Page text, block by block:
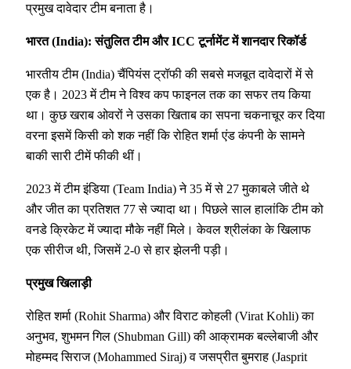
प्रमुख दावेदार टीम बनाता है।
भारत (India): संतुलित टीम और ICC टूर्नामेंट में शानदार रिकॉर्ड
भारतीय टीम (India) चैंपियंस ट्रॉफी की सबसे मजबूत दावेदारों में से
एक है। 2023 में टीम ने विश्व कप फाइनल तक का सफर तय किया
था। कुछ खराब ओवरों ने उसका खिताब का सपना चकनाचूर कर दिया
वरना इसमें किसी को शक नहीं कि रोहित शर्मा एंड कंपनी के सामने
बाकी सारी टीमें फीकी थीं।
2023 में टीम इंडिया (Team India) ने 35 में से 27 मुकाबले जीते थे
और जीत का प्रतिशत 77 से ज्यादा था। पिछले साल हालांकि टीम को
वनडे क्रिकेट में ज्यादा मौके नहीं मिले। केवल श्रीलंका के खिलाफ
एक सीरीज थी, जिसमें 2-0 से हार झेलनी पड़ी।
प्रमुख खिलाड़ी
रोहित शर्मा (Rohit Sharma) और विराट कोहली (Virat Kohli) का
अनुभव, शुभमन गिल (Shubman Gill) की आक्रामक बल्लेबाजी और
मोहम्मद सिराज (Mohammed Siraj) व जसप्रीत बुमराह (Jasprit